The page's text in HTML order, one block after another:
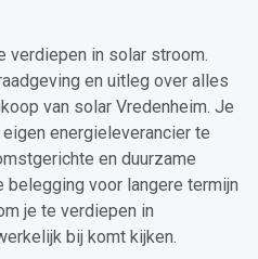
verdiepen in solar stroom.
en uitleg over alles
van solar Vredenheim. Je
energieleverancier te
en duurzame
voor langere termijn
je te verdiepen in
bij komt kijken.